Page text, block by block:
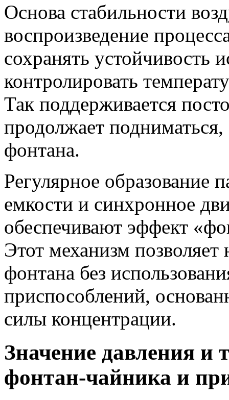
Основа стабильности
воспроизведение
сохранять устойчивость
контролировать
Так поддерживается
продолжает
фонтана.
Регулярное образование
емкости и синхронное
обеспечивают эффект
Этот механизм
фонтана без
приспособлений,
силы концентрации.
Значение давления и
фонтан-чайника и